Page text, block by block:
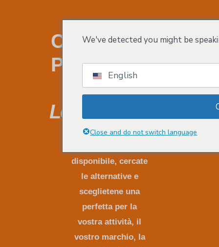
Crei Un Nome
Per Il Suo Sito
Web.
Letteralmente!
Verificate se il
disponibile, cercate
le alternative e
sceglietene una
perfetta per la
vostra attività, il
vostro marchio, la
We've detected you might be
English
Close and do not switch language